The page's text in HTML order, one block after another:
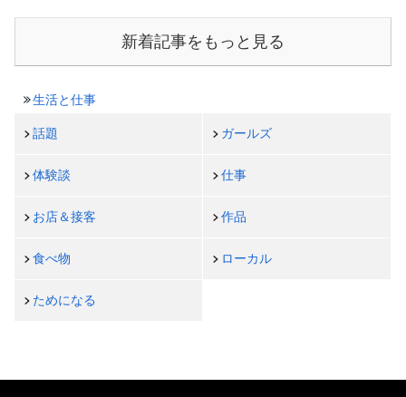
新着記事をもっと見る
生活と仕事
話題 ガールズ
体験談 仕事
お店＆接客 作品
食べ物 ローカル
ためになる